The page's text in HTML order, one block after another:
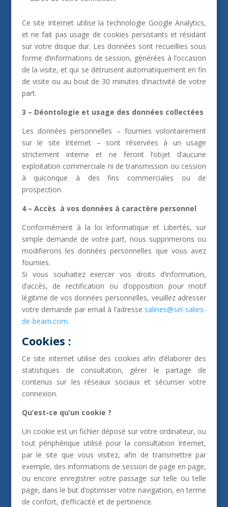
Ce site Internet utilise la technologie Google Analytics,
et ne fait pas usage de cookies persistants et résidant
sur votre disque dur. Les données sont recueillies sous
forme d’informations de session, générées à l’occasion
de la visite, et qui se détruisent automatiquement en fin
de visite ou au bout de 30 minutes d’inactivité de votre
part.
3 – Déontologie et usage des données collectées
Les données personnelles – fournies volontairement
sur le site Internet – sont réservées à un usage
strictement interne et ne feront l’objet d’aucune
exploitation commerciale ni de transmission ou cession
à quiconque à des fins commerciales ou de
prospection.
4 – Accès à vos données à caractère personnel
Conformément à la loi Informatique et Libertés, sur
simple demande de votre part, nous supprimerons ou
modifierons les données personnelles que vous avez
fournies.
Si vous souhaitez exercer vos droits d’information,
d’accès, de rectification ou d’opposition pour motif
légitime de vos données personnelles, veuillez adresser
votre demande par email à l’adresse salines@sel-salies-
de-bearn.com.
Cookies :
Ce site internet utilise des cookies afin d’élaborer des
statistiques de consultation, gérer le partage de
contenus sur les réseaux sociaux et sécuriser votre
connexion.
Qu’est-ce qu’un cookie ?
Un cookie est un fichier déposé sur votre ordinateur, ou
tout périphérique utilisé pour la consultation Internet,
par le site que vous visitez, afin de transmettre par
exemple, des informations de session de page en page,
ou encore enregistrer votre passage sur telle ou telle
page, dans le but d’optimiser votre navigation, en terme
de confort, d’efficacité et de pertinence.